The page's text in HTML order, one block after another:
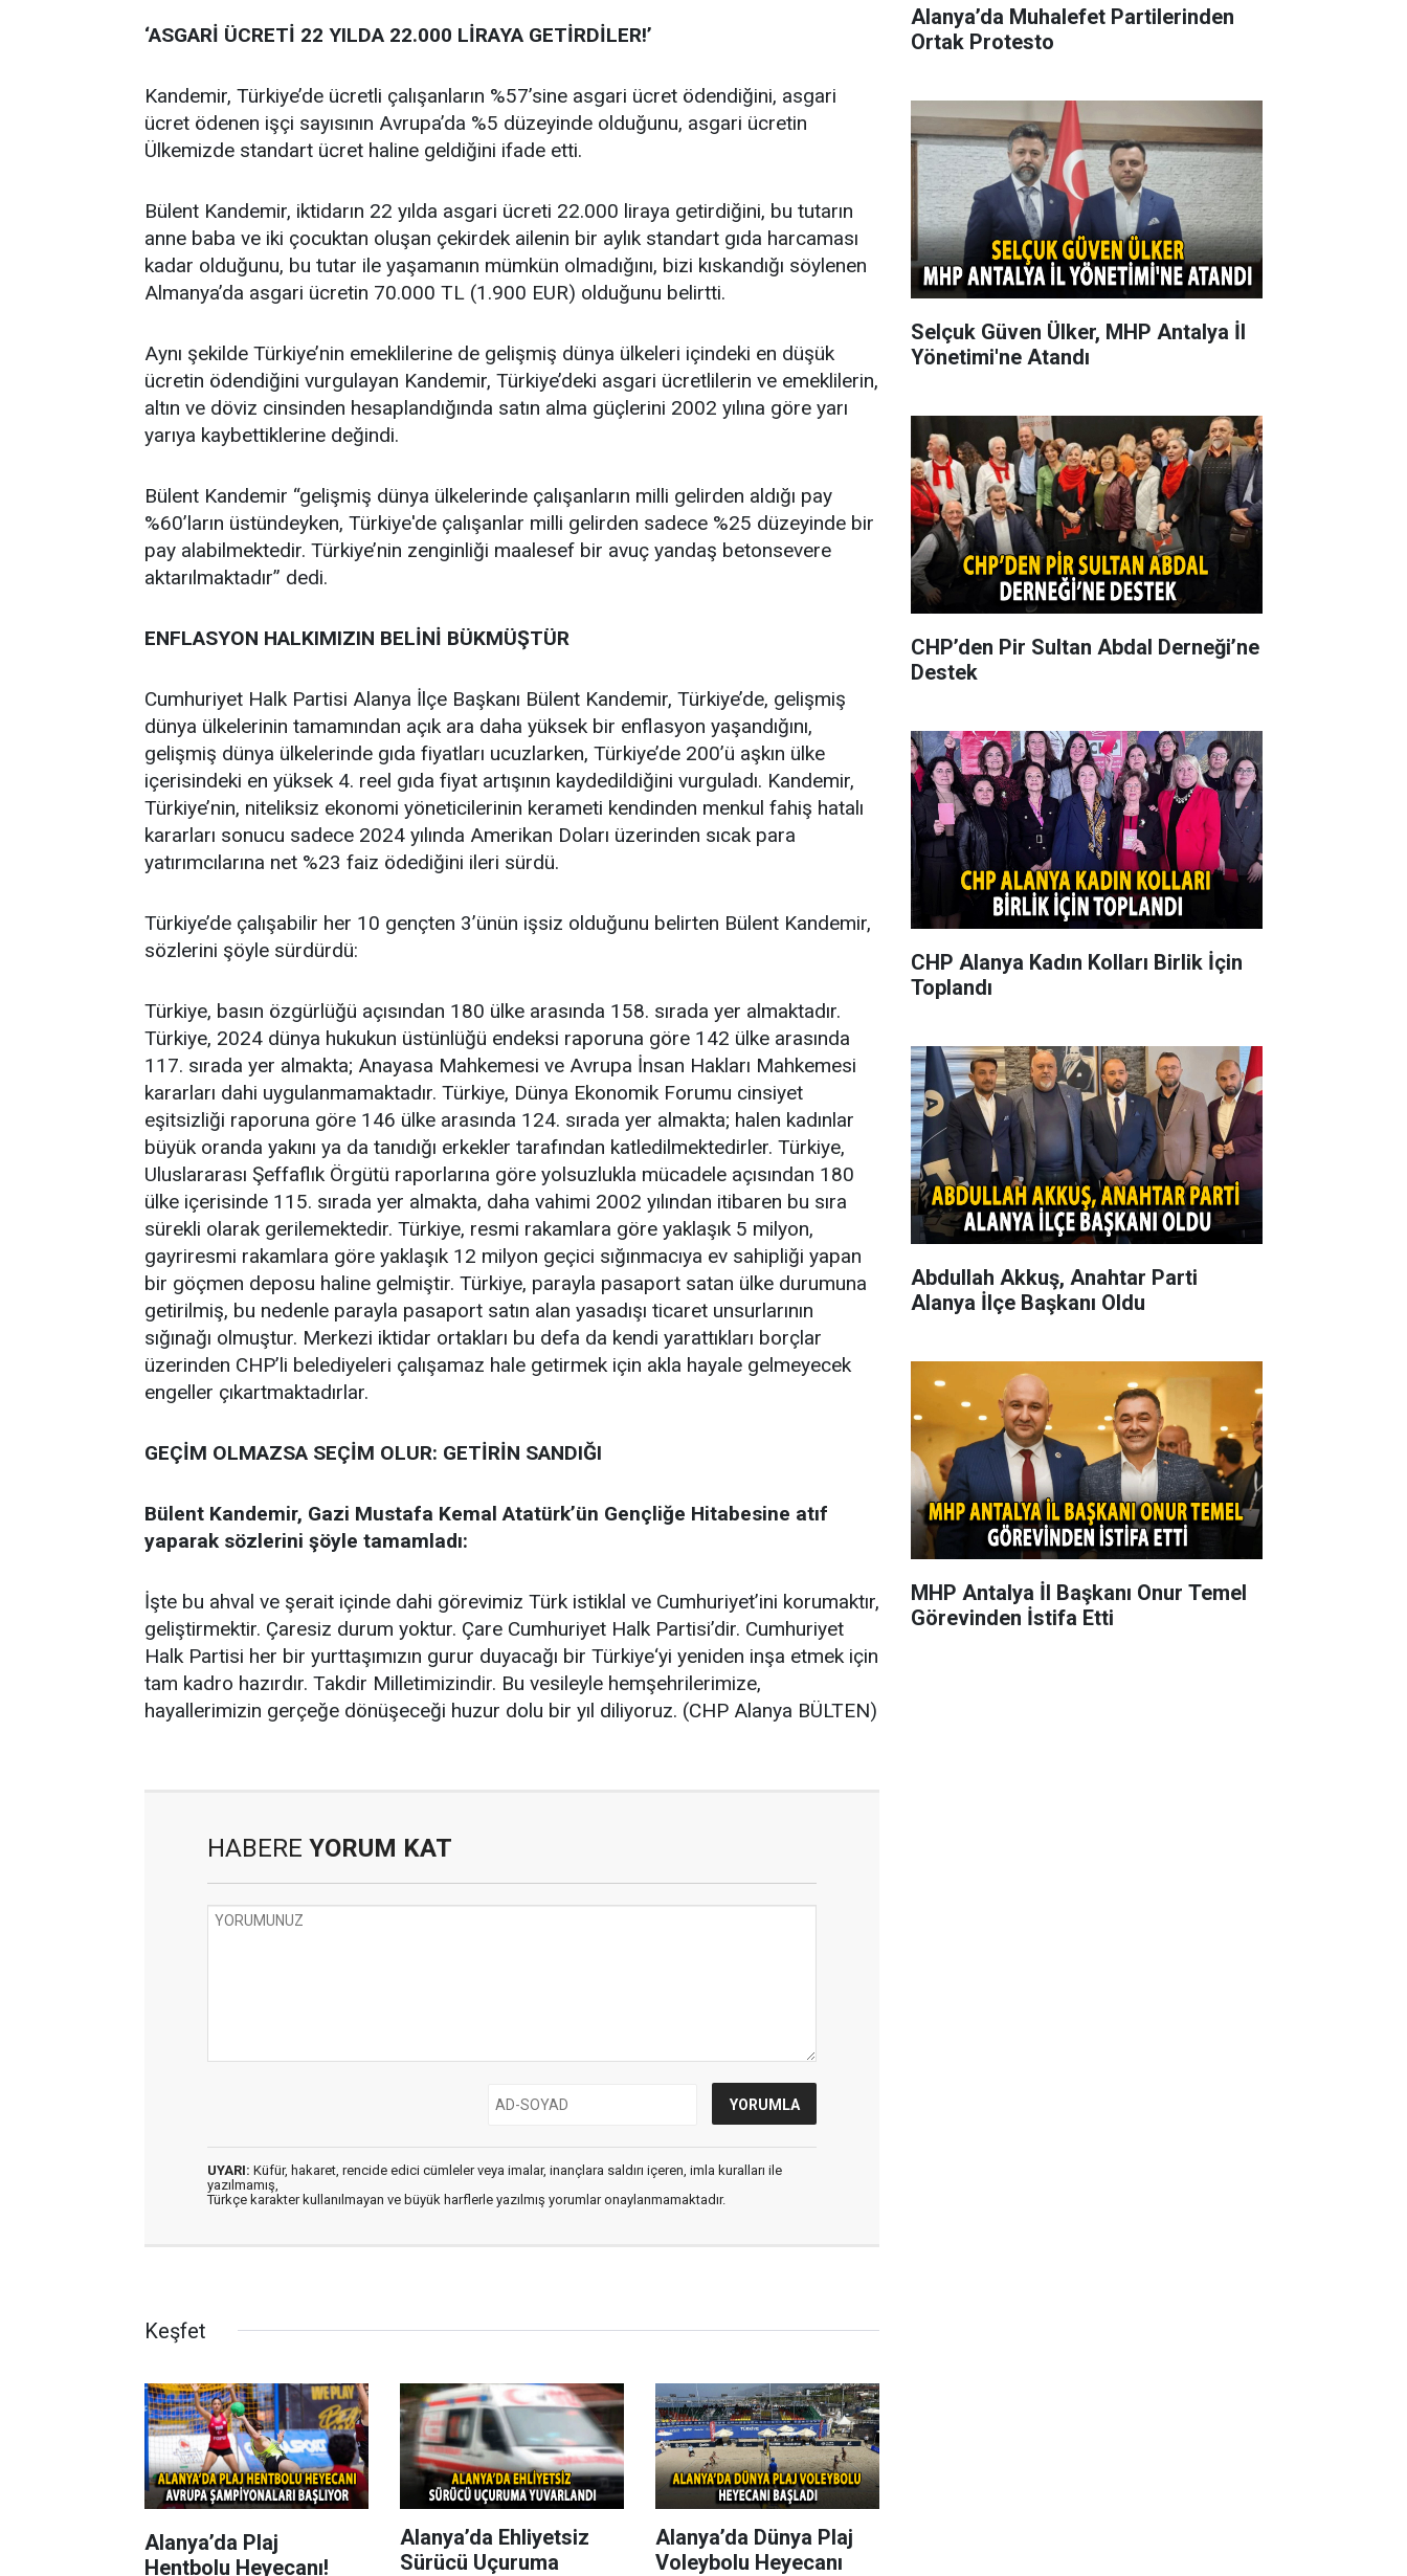
‘ASGARİ ÜCRETİ 22 YILDA 22.000 LİRAYA GETİRDİLER!’
Kandemir, Türkiye’de ücretli çalışanların %57’sine asgari ücret ödendiğini, asgari
ücret ödenen işçi sayısının Avrupa’da %5 düzeyinde olduğunu, asgari ücretin
Ülkemizde standart ücret haline geldiğini ifade etti.
Bülent Kandemir, iktidarın 22 yılda asgari ücreti 22.000 liraya getirdiğini, bu tutarın
anne baba ve iki çocuktan oluşan çekirdek ailenin bir aylık standart gıda harcaması
kadar olduğunu, bu tutar ile yaşamanın mümkün olmadığını, bizi kıskandığı söylenen
Almanya’da asgari ücretin 70.000 TL (1.900 EUR) olduğunu belirtti.
Aynı şekilde Türkiye’nin emeklilerine de gelişmiş dünya ülkeleri içindeki en düşük
ücretin ödendiğini vurgulayan Kandemir, Türkiye’deki asgari ücretlilerin ve emeklilerin,
altın ve döviz cinsinden hesaplandığında satın alma güçlerini 2002 yılına göre yarı
yarıya kaybettiklerine değindi.
Bülent Kandemir “gelişmiş dünya ülkelerinde çalışanların milli gelirden aldığı pay
%60’ların üstündeyken, Türkiye'de çalışanlar milli gelirden sadece %25 düzeyinde bir
pay alabilmektedir. Türkiye’nin zenginliği maalesef bir avuç yandaş betonsevere
aktarılmaktadır” dedi.
ENFLASYON HALKIMIZIN BELİNİ BÜKMÜŞTÜR
Cumhuriyet Halk Partisi Alanya İlçe Başkanı Bülent Kandemir, Türkiye’de, gelişmiş
dünya ülkelerinin tamamından açık ara daha yüksek bir enflasyon yaşandığını,
gelişmiş dünya ülkelerinde gıda fiyatları ucuzlarken, Türkiye’de 200’ü aşkın ülke
içerisindeki en yüksek 4. reel gıda fiyat artışının kaydedildiğini vurguladı. Kandemir,
Türkiye’nin, niteliksiz ekonomi yöneticilerinin kerameti kendinden menkul fahiş hatalı
kararları sonucu sadece 2024 yılında Amerikan Doları üzerinden sıcak para
yatırımcılarına net %23 faiz ödediğini ileri sürdü.
Türkiye’de çalışabilir her 10 gençten 3’ünün işsiz olduğunu belirten Bülent Kandemir,
sözlerini şöyle sürdürdü:
Türkiye, basın özgürlüğü açısından 180 ülke arasında 158. sırada yer almaktadır.
Türkiye, 2024 dünya hukukun üstünlüğü endeksi raporuna göre 142 ülke arasında
117. sırada yer almakta; Anayasa Mahkemesi ve Avrupa İnsan Hakları Mahkemesi
kararları dahi uygulanmamaktadır. Türkiye, Dünya Ekonomik Forumu cinsiyet
eşitsizliği raporuna göre 146 ülke arasında 124. sırada yer almakta; halen kadınlar
büyük oranda yakını ya da tanıdığı erkekler tarafından katledilmektedirler. Türkiye,
Uluslararası Şeffaflık Örgütü raporlarına göre yolsuzlukla mücadele açısından 180
ülke içerisinde 115. sırada yer almakta, daha vahimi 2002 yılından itibaren bu sıra
sürekli olarak gerilemektedir. Türkiye, resmi rakamlara göre yaklaşık 5 milyon,
gayriresmi rakamlara göre yaklaşık 12 milyon geçici sığınmacıya ev sahipliği yapan
bir göçmen deposu haline gelmiştir. Türkiye, parayla pasaport satan ülke durumuna
getirilmiş, bu nedenle parayla pasaport satın alan yasadışı ticaret unsurlarının
sığınağı olmuştur. Merkezi iktidar ortakları bu defa da kendi yarattıkları borçlar
üzerinden CHP’li belediyeleri çalışamaz hale getirmek için akla hayale gelmeyecek
engeller çıkartmaktadırlar.
GEÇİM OLMAZSA SEÇİM OLUR: GETİRİN SANDIĞI
Bülent Kandemir, Gazi Mustafa Kemal Atatürk’ün Gençliğe Hitabesine atıf
yaparak sözlerini şöyle tamamladı:
İşte bu ahval ve şerait içinde dahi görevimiz Türk istiklal ve Cumhuriyet’ini korumaktır,
geliştirmektir. Çaresiz durum yoktur. Çare Cumhuriyet Halk Partisi’dir. Cumhuriyet
Halk Partisi her bir yurttaşımızın gurur duyacağı bir Türkiye‘yi yeniden inşa etmek için
tam kadro hazırdır. Takdir Milletimizindir. Bu vesileyle hemşehrilerimize,
hayallerimizin gerçeğe dönüşeceği huzur dolu bir yıl diliyoruz. (CHP Alanya BÜLTEN)
HABERE YORUM KAT
UYARI: Küfür, hakaret, rencide edici cümleler veya imalar, inançlara saldırı içeren, imla kuralları ile
yazılmamış,
Türkçe karakter kullanılmayan ve büyük harflerle yazılmış yorumlar onaylanmamaktadır.
Keşfet
Alanya’da Plaj
Hentbolu Heyecanı!
Alanya’da Ehliyetsiz
Sürücü Uçuruma
Alanya’da Dünya Plaj
Voleybolu Heyecanı
Alanya’da Muhalefet Partilerinden
Ortak Protesto
Selçuk Güven Ülker, MHP Antalya İl
Yönetimi'ne Atandı
CHP’den Pir Sultan Abdal Derneği’ne
Destek
CHP Alanya Kadın Kolları Birlik İçin
Toplandı
Abdullah Akkuş, Anahtar Parti
Alanya İlçe Başkanı Oldu
MHP Antalya İl Başkanı Onur Temel
Görevinden İstifa Etti